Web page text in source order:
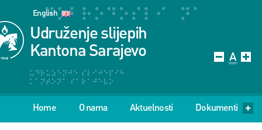
English
Udruženje slijepih
Kantona Sarajevo
Home O nama Aktuelnosti Dokumenti